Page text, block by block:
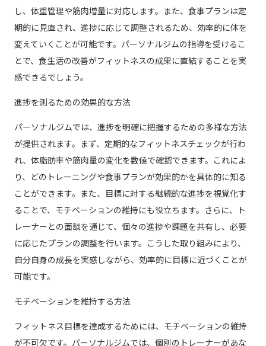
し、体重管理や筋肉増量に対応します。また、食事プランは定
期的に見直され、進捗に応じて調整されるため、効率的に体を
変えていくことが可能です。パーソナルジムの指導を受けるこ
とで、食生活の改善がフィットネスの成果に直結することを実
感できるでしょう。
進捗を測るための効果的な方法
パーソナルジムでは、進捗を明確に把握するための多様な方法
が提供されます。まず、定期的なフィットネスチェックが行わ
れ、体脂肪率や筋肉量の変化を数値で確認できます。これによ
り、どのトレーニングや食事プランが効果的かを具体的に知る
ことができます。また、目標に対する継続的な進捗を視覚化す
ることで、モチベーションの維持にも役立ちます。さらに、ト
レーナーとの面談を通じて、個々の進捗や課題を共有し、必要
に応じたプランの調整を行います。こうした取り組みにより、
自分自身の成長を実感しながら、効率的に目標に近づくことが
可能です。
モチベーションを維持する方法
フィットネス目標を達成するためには、モチベーションの維持
が不可欠です。パーソナルジムでは、個別のトレーナーがあな